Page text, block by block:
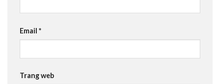
Email *
Trang web